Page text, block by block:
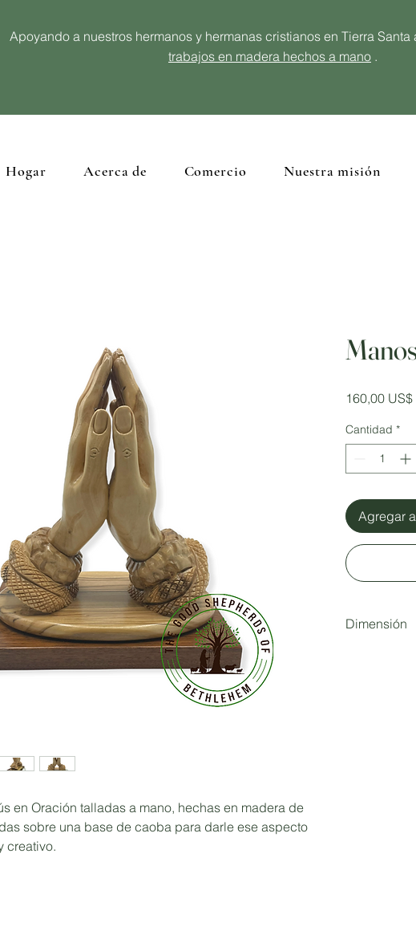
Apoyando a nuestros hermanos y hermanas cristianos en Tierra Santa
trabajos en madera hechos a mano .
Hogar Acerca de Comercio Nuestra misión
en Oración talladas a mano, hechas en madera de
sobre una base de caoba para darle ese aspecto
creativo.
160,00 US$
Cantidad *
Agregar
Dimensión